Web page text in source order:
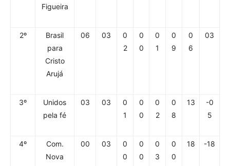
Figueira
2º
Brasil
para
Cristo
Arujá
06 03
0
2
0
0
0
1
0
9
0
6
03
3º
Unidos
pela fé
03 03
0
1
0
0
0
2
0
8
13
-0
5
4º
Com.
Nova
00 03
0
0
0
0
0
3
0
0
18 -18